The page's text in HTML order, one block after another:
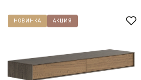
НОВИНКА АКЦИЯ